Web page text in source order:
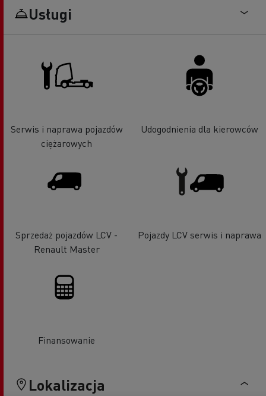
Usługi
Serwis i naprawa pojazdów
ciężarowych
Udogodnienia dla kierowców
Sprzedaż pojazdów LCV -
Renault Master
Pojazdy LCV serwis i naprawa
Finansowanie
Lokalizacja